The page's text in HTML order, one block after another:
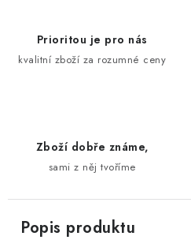
Prioritou je pro nás
kvalitní zboží za rozumné ceny
Zboží dobře známe,
sami z něj tvoříme
Popis produktu